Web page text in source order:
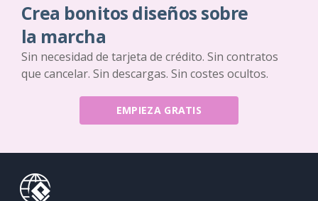
Crea bonitos diseños sobre
la marcha
Sin necesidad de tarjeta de crédito. Sin contratos
que cancelar. Sin descargas. Sin costes ocultos.
EMPIEZA GRATIS